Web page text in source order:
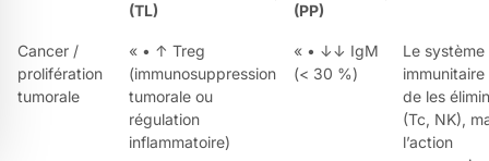
(TL)
(PP)
Cancer /
prolifération
tumorale
« • ↑ Treg
(immunosuppression
tumorale ou
régulation
inflammatoire)
« • ↓↓ IgM
(< 30 %)
Le système
de les
(Tc, NK),
l’action